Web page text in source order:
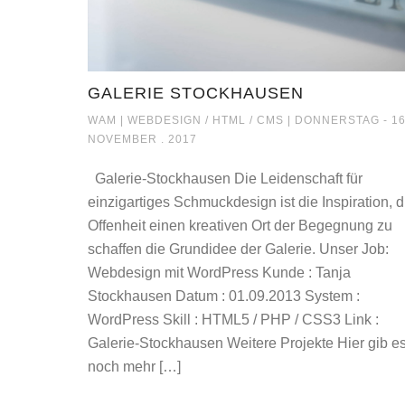
GALERIE STOCKHAUSEN
WAM | WEBDESIGN / HTML / CMS GALERIE
| DONNERSTAG -
NOVEMBER . 2017
Galerie-Stockhausen Die Leidenschaft für
einzigartiges Schmuckdesign ist die Inspiration,
Offenheit einen kreativen Ort der Begegnung zu
schaffen die Grundidee der Galerie. Unser Job:
Webdesign mit WordPress Kunde : Tanja
Stockhausen Datum : 01.09.2013 System :
WordPress Skill : HTML5 / PHP / CSS3 Link :
Galerie-Stockhausen Weitere Projekte Hier gib
noch mehr […]